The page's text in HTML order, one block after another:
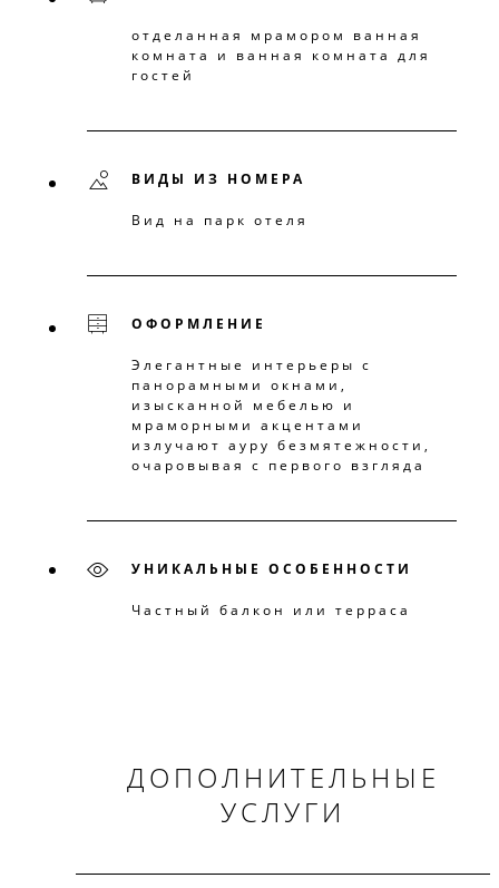
отделанная мрамором ванная
комната и ванная комната для
гостей
ВИДЫ ИЗ НОМЕРА
Вид на парк отеля
ОФОРМЛЕНИЕ
Элегантные интерьеры с
панорамными окнами,
изысканной мебелью и
мраморными акцентами
излучают ауру безмятежности,
очаровывая с первого взгляда
УНИКАЛЬНЫЕ ОСОБЕННОСТИ
Частный балкон или терраса
ДОПОЛНИТЕЛЬНЫЕ
УСЛУГИ